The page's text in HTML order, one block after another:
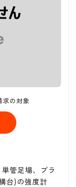
求の対象
管足場、ブラ
台)の強度計